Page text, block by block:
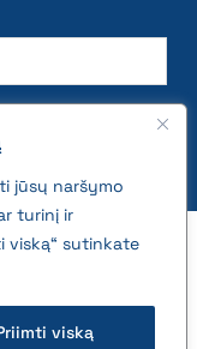
jūsų naršymo
turinį ir
viską“ sutinkate
viską
ūkio duomenų
taisyklės